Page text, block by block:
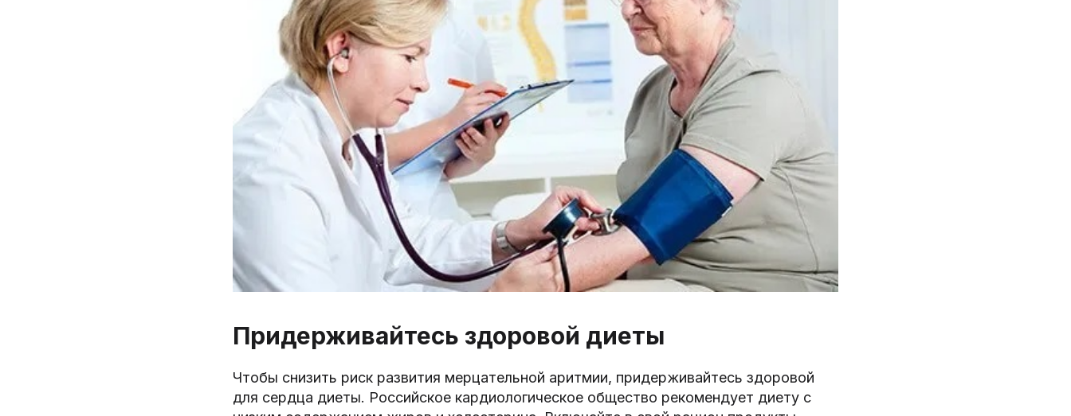
Придерживайтесь здоровой диеты
Чтобы снизить риск развития мерцательной аритмии, придерживайтесь здоровой
для сердца диеты. Российское кардиологическое общество рекомендует диету с